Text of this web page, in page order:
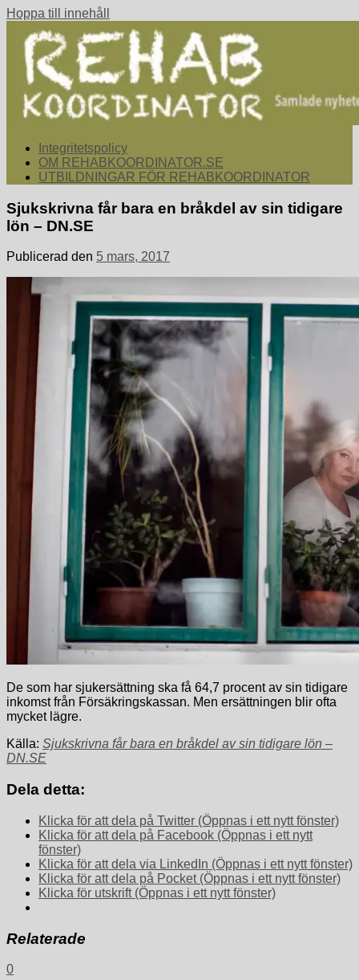
Hoppa till innehåll
rehabkoordinator.se
Samlade nyheter för dig som arbetar med att koordinera och
samordna rehabiliterande åtgärder för återgång i arbete.
Integritetspolicy
OM REHABKOORDINATOR.SE
UTBILDNINGAR FÖR REHABKOORDINATOR
Sjukskrivna får bara en bråkdel av sin tidigare
lön – DN.SE
Publicerad den 5 mars, 2017
De som har sjukersättning ska få 64,7 procent av sin tidigare
inkomst från Försäkringskassan. Men ersättningen blir ofta
mycket lägre.
Källa: Sjukskrivna får bara en bråkdel av sin tidigare lön –
DN.SE
Dela detta:
Klicka för att dela på Twitter (Öppnas i ett nytt fönster)
Klicka för att dela på Facebook (Öppnas i ett nytt
fönster)
Klicka för att dela via LinkedIn (Öppnas i ett nytt fönster)
Klicka för att dela på Pocket (Öppnas i ett nytt fönster)
Klicka för utskrift (Öppnas i ett nytt fönster)
Relaterade
0